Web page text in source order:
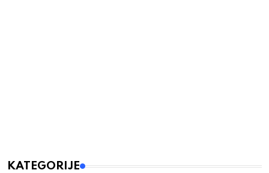
KATEGORIJE